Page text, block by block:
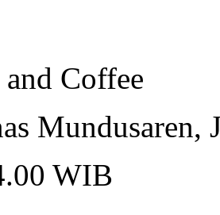
Coffee
Mundusaren,
WIB